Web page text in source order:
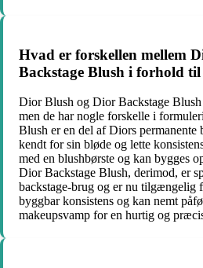
Hvad er forskellen mellem
Backstage Blush i forhold til
Dior Blush og Dior Backstage Blush
men de har nogle forskelle i
Blush er en del af Diors
kendt for sin bløde og lette
med en blushbørste og kan bygges
Dior Backstage Blush, derimod, er
backstage-brug og er nu tilgængelig
byggbar konsistens og kan nemt
makeupsvamp for en hurtig og